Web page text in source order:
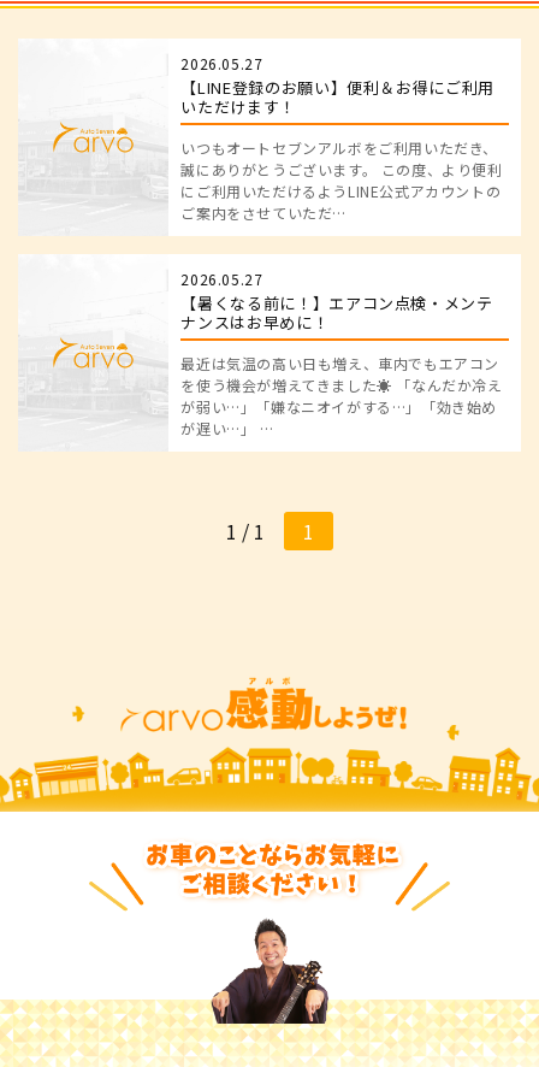
2026.05.27
【LINE登録のお願い】便利＆お得にご利用
いただけます！
いつもオートセブンアルボをご利用いただき、
誠にありがとうございます。 この度、より便利
にご利用いただけるようLINE公式アカウントの
ご案内をさせていただ…
2026.05.27
【暑くなる前に！】エアコン点検・メンテ
ナンスはお早めに！
最近は気温の高い日も増え、車内でもエアコン
を使う機会が増えてきました☀️ 「なんだか冷え
が弱い…」「嫌なニオイがする…」「効き始め
が遅い…」 …
1 / 1 1